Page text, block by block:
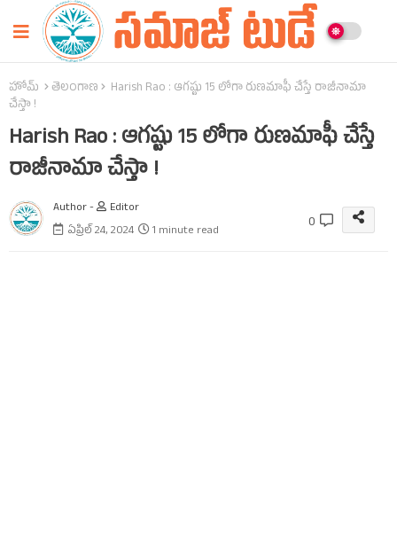
హోమ్ తెలంగాణ
Harish Rao : ఆగష్టు 15 లోగా రుణమాఫీ చేస్తే రాజీనామా
చేస్తా !
Harish Rao : ఆగష్టు 15 లోగా రుణమాఫీ చేస్తే
రాజీనామా చేస్తా !
Author -
Editor
ఏప్రిల్ 24, 2024
1 minute read 0